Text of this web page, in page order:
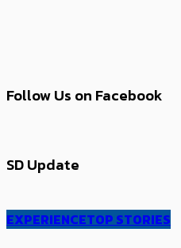
Follow Us on Facebook
SD Update
EXPERIENCETOP STORIES